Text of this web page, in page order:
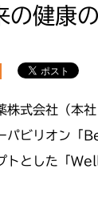
の健康
株式会社（本
パビリオン「
トとした「